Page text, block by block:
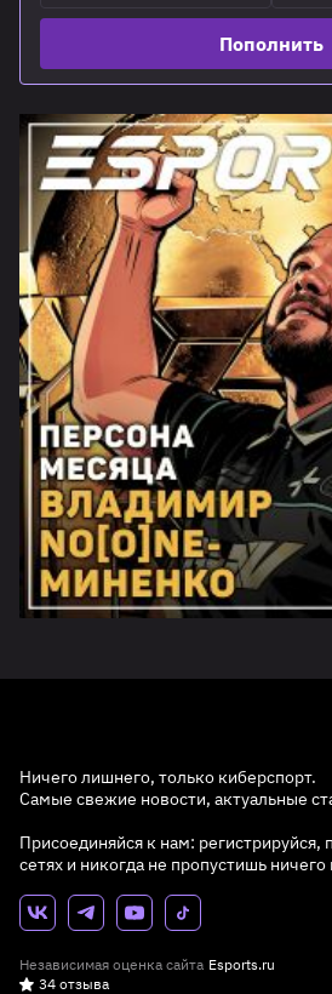
Пополнить
Ничего лишнего, только киберспорт.
Самые свежие новости, актуальные
Присоединяйся к нам: регистрируйся,
сетях и никогда не пропустишь ничего
Независимая оценка сайта Esports.ru
34 отзыва